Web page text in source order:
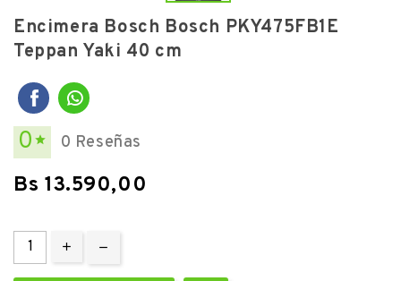
Encimera Bosch Bosch PKY475FB1E
Teppan Yaki 40 cm
0  0 Reseñas
Bs 13.590,00